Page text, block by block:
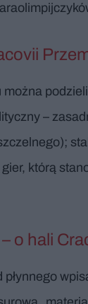
można
–
którą
o hali
płynnego